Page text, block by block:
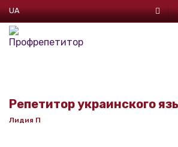
UA
Репетитор украинского
Лидия П